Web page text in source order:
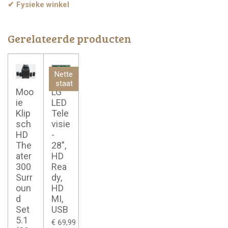
✔ Fysieke winkel
Gerelateerde producten
Moo
ie
Klip
sch
HD
The
ater
300
Surr
oun
d
Set
5.1
Nette
staat
LG
LED
Tele
visie
-
28",
HD
Rea
dy,
HD
MI,
USB
€ 69,99